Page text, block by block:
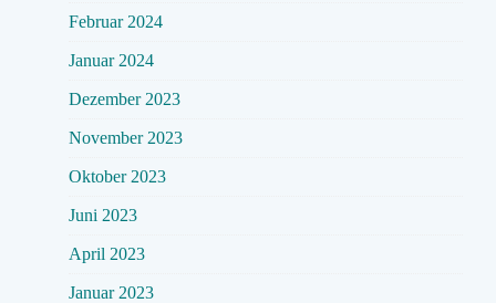
Februar 2024
Januar 2024
Dezember 2023
November 2023
Oktober 2023
Juni 2023
April 2023
Januar 2023